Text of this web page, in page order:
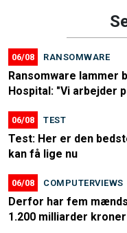
06/08 RANSOMWARE
Ransomware lammer
Hospital: "Vi arbejder
06/08 TEST
Test: Her er den
kan få lige nu
06/08 COMPUTERVIEWS
Derfor har fem
1.200 milliarder